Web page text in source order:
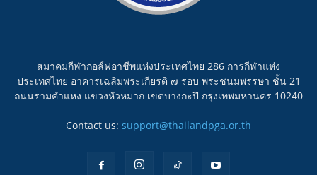
สมาคมกีฬากอล์ฟอาชีพแห่งประเทศไทย 286 การกีฬาแห่ง
ประเทศไทย อาคารเฉลิมพระเกียรติ ๗ รอบ พระชนมพรรษา ชั้น 21
ถนนรามคำแหง แขวงหัวหมาก เขตบางกะปิ กรุงเทพมหานคร 10240
Contact us: support@thailandpga.or.th